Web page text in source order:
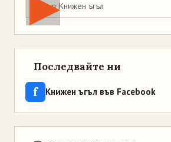
Мая от Книжен ъгъл
Последвайте ни
f Книжен ъгъл във Facebook